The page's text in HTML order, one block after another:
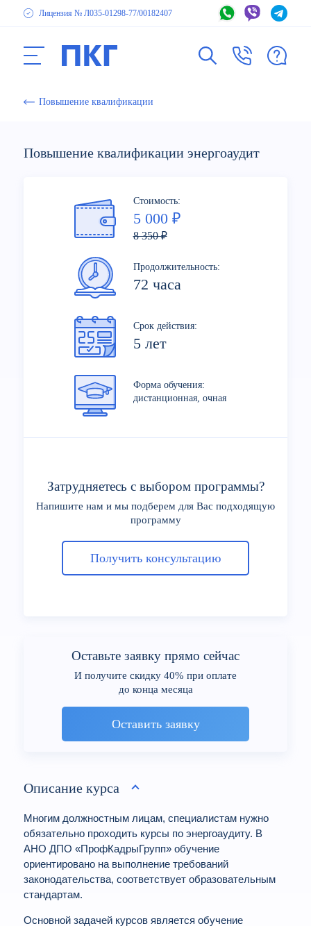
Лицензия № Л035-01298-77/00182407
Повышение квалификации
Повышение квалификации энергоаудит
Стоимость:
5 000 ₽
8 350 ₽
Продолжительность:
72 часа
Срок действия:
5 лет
Форма обучения:
дистанционная, очная
Затрудняетесь с выбором программы?
Напишите нам и мы подберем для Вас подходящую
программу
Получить консультацию
Оставьте заявку прямо сейчас
И получите скидку 40% при оплате
до конца месяца
Оставить заявку
Описание курса
Многим должностным лицам, специалистам нужно
обязательно проходить курсы по энергоаудиту. В
АНО ДПО «ПрофКадрыГрупп» обучение
ориентировано на выполнение требований
законодательства, соответствует образовательным
стандартам.
Основной задачей курсов является обучение